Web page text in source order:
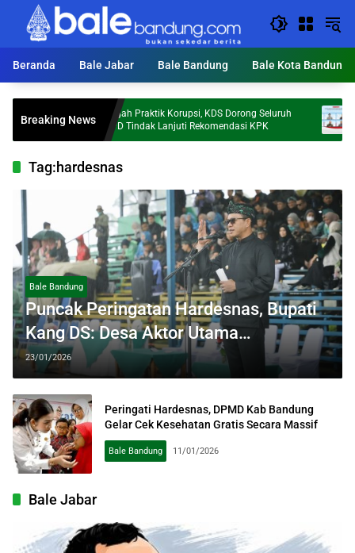
Langsung
konten
Beranda
Bale Jabar Bale Bandung Bale Kota Bandung
Breaking NewsCegah Praktik Korupsi, KDS Dorong Seluruh
OPD Tindak Lanjuti Rekomendasi KPK
Sebut
Tag:hardesnas
Bale Bandung
Puncak Peringatan Hardesnas, Bupati
Kang DS: Desa Aktor Utama
Pembangunan
23/01/2026
Peringati Hardesnas, DPMD Kab Bandung
Gelar Cek Kesehatan Gratis Secara Massif
Bale Bandung 11/01/2026
Bale Jabar